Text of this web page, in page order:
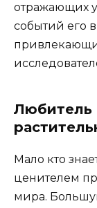
отражающих
событий его
Любитель
Мало кто
ценителем
мира.